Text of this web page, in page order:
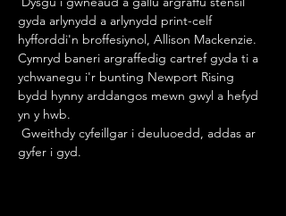
gyda arlynydd a arlynydd print-celf
hyfforddi'n broffesiynol, Allison Mackenzie.
Cymryd baneri argraffedig cartref gyda ti a
ychwanegu i'r bunting Newport Rising
bydd hynny arddangos mewn gwyl a hefyd
yn y hwb.
gyfer i gyd.